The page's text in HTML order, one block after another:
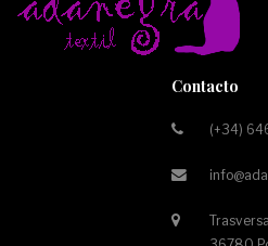
Contacto
(+34)